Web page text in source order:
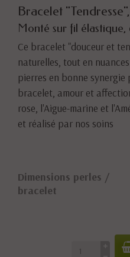
Bracelet
Monté sur fil élastique,
Ce bracelet "douceur et
naturelles, tout en
pierres en bonne
bracelet, amour et
rose, l'Aigue-marine et
et réalisé par nos soins
Dimensions perles /
bracelet